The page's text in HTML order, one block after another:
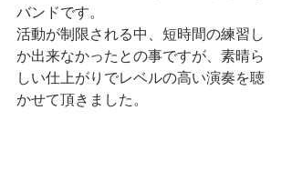
バンドです。
活動が制限される中、短時間の練習し
か出来なかったとの事ですが、素晴ら
しい仕上がりでレベルの高い演奏を聴
かせて頂きました。